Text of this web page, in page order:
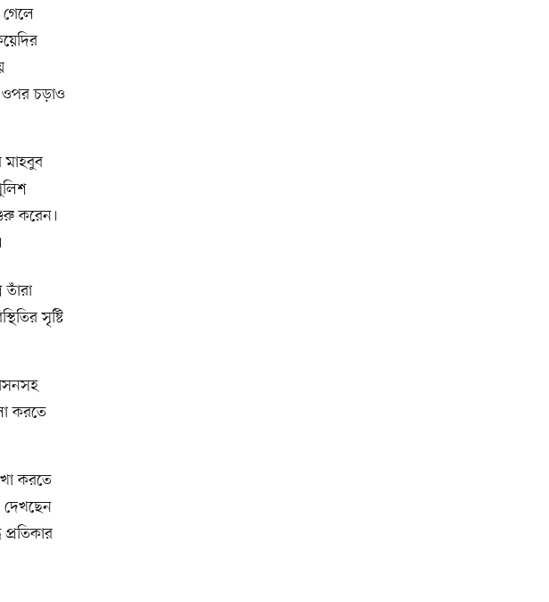
গেলে
ওপর চড়াও
মাহবুব
করেন।
সৃষ্টি
করতে
করতে
দেখছেন
প্রতিকার